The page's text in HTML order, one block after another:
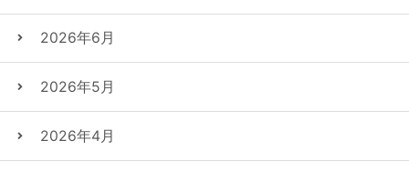
2026年6月
2026年5月
2026年4月